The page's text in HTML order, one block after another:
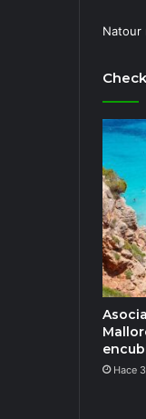
Natour
Hace